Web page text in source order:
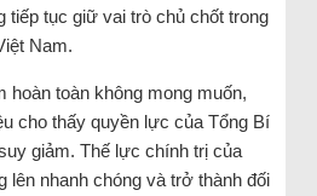
tục giữ vai trò chủ chốt trong
Nam.
hoàn toàn không mong muốn,
cho thấy quyền lực của Tổng Bí
giảm. Thế lực chính trị của
lên nhanh chóng và trở thành đối